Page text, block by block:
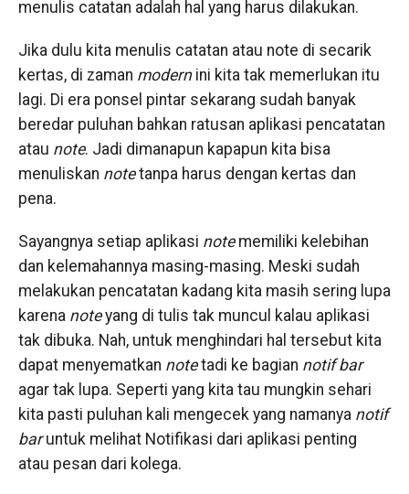
menulis catatan adalah hal yang harus dilakukan.
Jika dulu kita menulis catatan atau note di secarik
kertas, di zaman modernini kita tak memerlukan itu
lagi. Di era ponsel pintar sekarang sudah banyak
beredar puluhan bahkan ratusan aplikasi pencatatan
atau note. Jadi dimanapun kapapun kita bisa
menuliskan notetanpa harus dengan kertas dan
pena.
Sayangnya setiap aplikasi notememiliki kelebihan
dan kelemahannya masing-masing. Meski sudah
melakukan pencatatan kadang kita masih sering lupa
karena noteyang di tulis tak muncul kalau aplikasi
tak dibuka. Nah, untuk menghindari hal tersebut kita
dapat menyematkan notetadi ke bagian notif bar
agar tak lupa. Seperti yang kita tau mungkin sehari
kita pasti puluhan kali mengecek yang namanya notif
baruntuk melihat Notifikasi dari aplikasi penting
atau pesan dari kolega.